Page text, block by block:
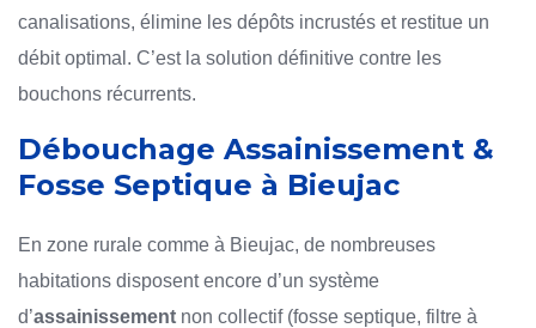
canalisations, élimine les dépôts incrustés et restitue un
débit optimal. C’est la solution définitive contre les
bouchons récurrents.
Débouchage Assainissement &
Fosse Septique à Bieujac
En zone rurale comme à Bieujac, de nombreuses
habitations disposent encore d’un système
d’assainissement non collectif (fosse septique, filtre à